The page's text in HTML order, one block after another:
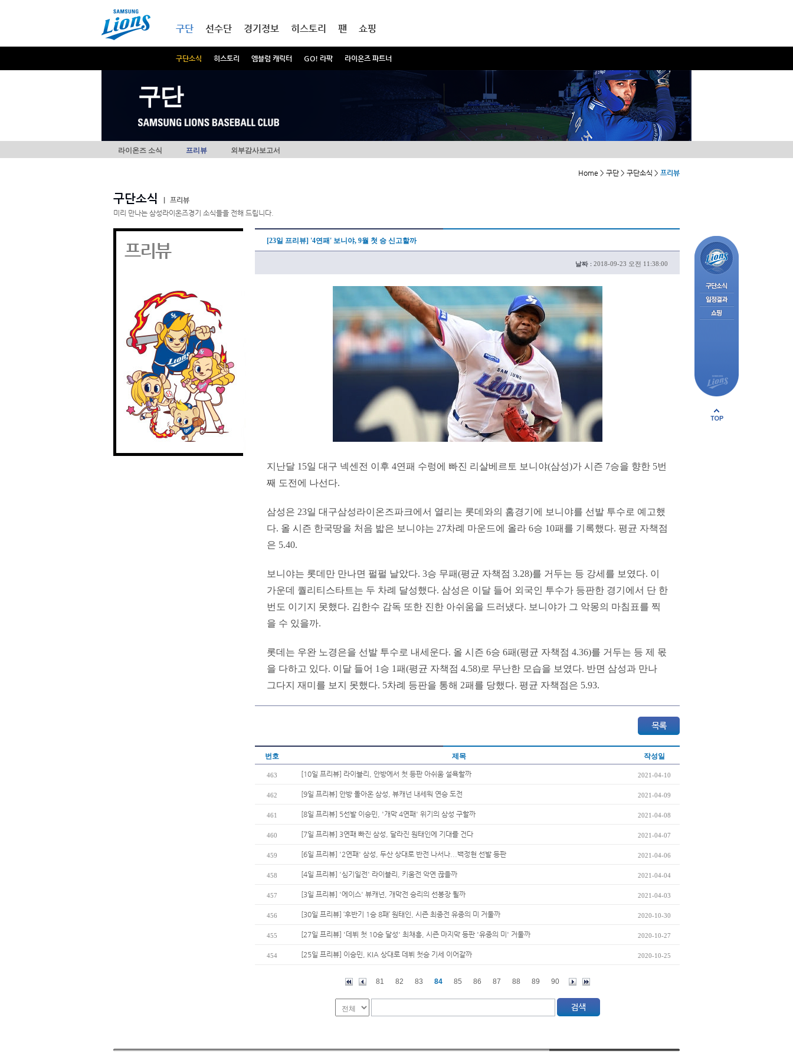
구단
구단소식 히스토리 엠블럼 캐릭터 GO! 라팍 라이온즈 파트너
선수단 경기정보 히스토리 팬 쇼핑
구단
라이온즈 소식 프리뷰 외부감사보고서
Home > 구단 > 구단소식 > 프리뷰
구단소식
프리뷰
미리 만나는 삼성라이온즈경기 소식들을 전해 드립니다.
프리뷰 [23일 프리뷰] '4연패' 보니야, 9월 첫 승 신고할까
날짜 : 2018-09-23 오전 11:38:00
지난달 15일 대구 넥센전 이후 4연패 수렁에 빠진 리살베르토 보니야(삼성)가 시즌 7승을 향한 5번
째 도전에 나선다.
삼성은 23일 대구삼성라이온즈파크에서 열리는 롯데와의 홈경기에 보니야를 선발 투수로 예고했
다. 올 시즌 한국땅을 처음 밟은 보니야는 27차례 마운드에 올라 6승 10패를 기록했다. 평균 자책점
은 5.40.
보니야는 롯데만 만나면 펄펄 날았다. 3승 무패(평균 자책점 3.28)를 거두는 등 강세를 보였다. 이
가운데 퀄리티스타트는 두 차례 달성했다. 삼성은 이달 들어 외국인 투수가 등판한 경기에서 단 한
번도 이기지 못했다. 김한수 감독 또한 진한 아쉬움을 드러냈다. 보니야가 그 악몽의 마침표를 찍
을 수 있을까.
롯데는 우완 노경은을 선발 투수로 내세운다. 올 시즌 6승 6패(평균 자책점 4.36)를 거두는 등 제 몫
을 다하고 있다. 이달 들어 1승 1패(평균 자책점 4.58)로 무난한 모습을 보였다. 반면 삼성과 만나
그다지 재미를 보지 못했다. 5차례 등판을 통해 2패를 당했다. 평균 자책점은 5.93.
번호 제목 작성일
463 [10일 프리뷰] 라이블리, 안방에서 첫 등판 아쉬움 설욕할까 2021-04-10
462 [9일 프리뷰] 안방 돌아온 삼성, 뷰캐넌 내세워 연승 도전 2021-04-09
461 [8일 프리뷰] 5선발 이승민, '개막 4연패' 위기의 삼성 구할까 2021-04-08
460 [7일 프리뷰] 3연패 빠진 삼성, 달라진 원태인에 기대를 건다 2021-04-07
459 [6일 프리뷰] '2연패' 삼성, 두산 상대로 반전 나서나...백정현 선발 등판 2021-04-06
458 [4일 프리뷰] '심기일전' 라이블리, 키움전 악연 끊을까 2021-04-04
457 [3일 프리뷰] '에이스' 뷰캐넌, 개막전 승리의 선봉장 될까 2021-04-03
456 [30일 프리뷰] ‘후반기 1승 8패’ 원태인, 시즌 최종전 유종의 미 거둘까 2020-10-30
455 [27일 프리뷰] '데뷔 첫 10승 달성' 최채흥, 시즌 마지막 등판 '유종의 미' 거둘까 2020-10-27
454 [25일 프리뷰] 이승민, KIA 상대로 데뷔 첫승 기세 이어갈까 2020-10-25
81 82 83 84 85 86 87 88 89 90